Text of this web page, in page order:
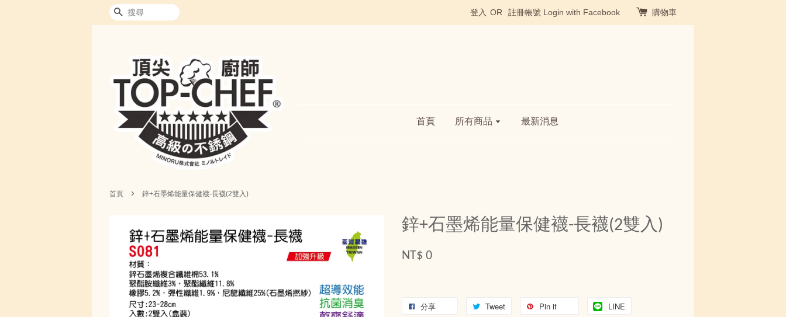
搜尋 登入 OR 註冊帳號 Login with Facebook 購物車
首頁 所有商品 最新消息
首頁 › 鋅+石墨烯能量保健襪-長襪(2雙入)
鋅+石墨烯能量保健襪-長襪(2雙入)
NT$ 0
分享 Tweet Pin it LINE